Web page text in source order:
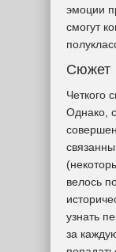
эмоции
смогут
Сюжет
Четкого
Однако,
велось
узнать
за